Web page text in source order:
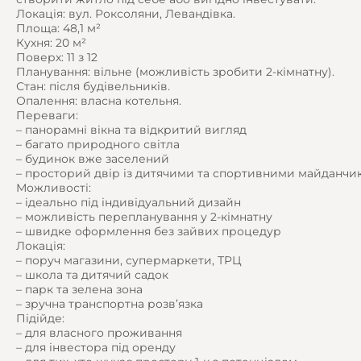
Локація: вул. Роксоляни, Левандівка.
Площа: 48,1 м²
Кухня: 20 м²
Поверх: 11 з 12
Планування: вільне (можливість зробити 2-кімнатну).
Стан: після будівельників.
Опалення: власна котельня.
Переваги:
– панорамні вікна та відкритий вигляд
– багато природного світла
– будинок вже заселений
– просторий двір із дитячими та спортивними
Можливості:
– ідеально під індивідуальний дизайн
– можливість перепланування у 2-кімнатну
– швидке оформлення без зайвих процедур
Локація:
– поруч магазини, супермаркети, ТРЦ
– школа та дитячий садок
– парк та зелена зона
– зручна транспортна розв’язка
Підійде:
– для власного проживання
– для інвестора під оренду